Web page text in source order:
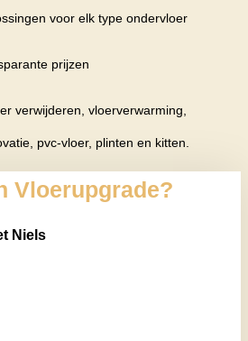
voor elk type ondervloer
prijzen
verwijderen, vloerverwarming,
pvc-vloer, plinten en kitten.
Vloerupgrade?
Niels